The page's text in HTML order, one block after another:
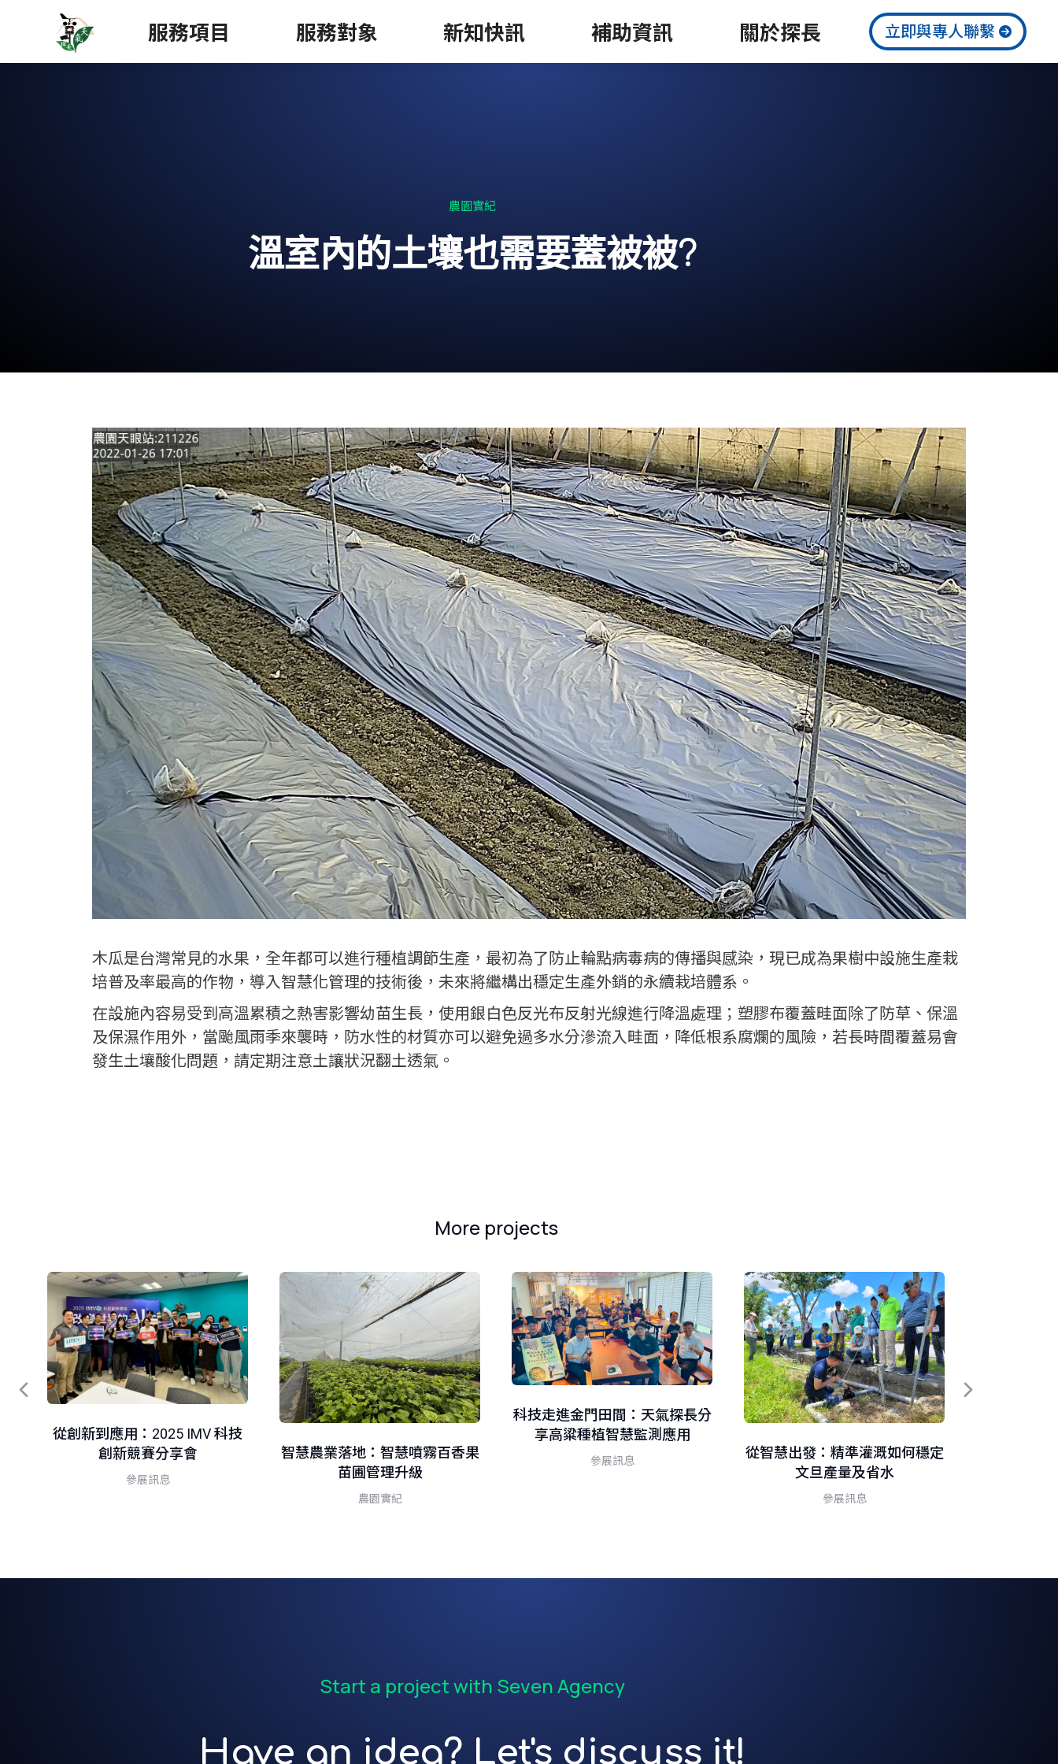
服務項目 服務對象 新知快訊 補助資訊 關於探長 立即與專人聯繫
農園實紀
溫室內的土壤也需要蓋被被?
木瓜是台灣常見的水果，全年都可以進行種植調節生產，最初為了防止輪點病毒病的傳播與感染，現已成為果樹中設施生產栽
培普及率最高的作物，導入智慧化管理的技術後，未來將繼構出穩定生產外銷的永續栽培體系。
在設施內容易受到高溫累積之熱害影響幼苗生長，使用銀白色反光布反射光線進行降溫處理；塑膠布覆蓋畦面除了防草、保溫
及保濕作用外，當颱風雨季來襲時，防水性的材質亦可以避免過多水分滲流入畦面，降低根系腐爛的風險，若長時間覆蓋易會
發生土壤酸化問題，請定期注意土讓狀況翻土透氣。
More projects
從創新到應用：2025 IMV 科技
創新競賽分享會
參展訊息
智慧農業落地：智慧噴霧百香果
苗圃管理升級
農園實紀
科技走進金門田間：天氣探長分
享高粱種植智慧監測應用
參展訊息
從智慧出發：精準灌溉如何穩定
文旦產量及省水
參展訊息
Start a project with Seven Agency
Have an idea? Let's discuss it!